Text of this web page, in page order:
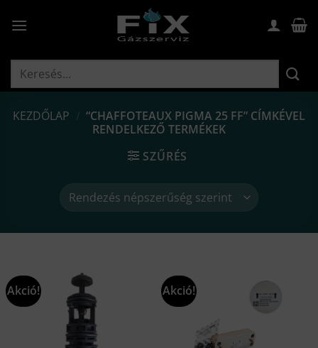
Keresés
KEZDŐLAP / “CHAFFOTEAUX PIGMA 25 FF” CÍMKÉVEL
RENDELKEZŐ TERMÉKEK
SZŰRÉS
Akció! Akció!